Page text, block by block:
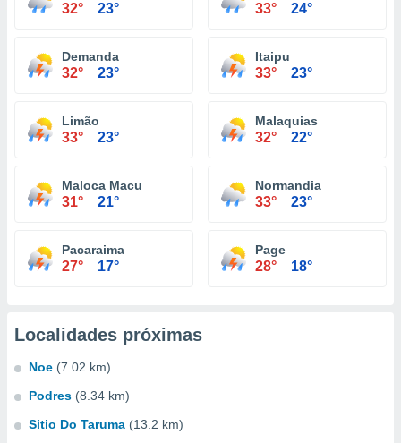
32° 23° 33° 24°
Demanda
32° 23°
Itaipu
33° 23°
Limão
33° 23°
Malaquias
32° 22°
Maloca Macu
31° 21°
Normandia
33° 23°
Pacaraima
27° 17°
Page
28° 18°
Localidades próximas
Noe (7.02 km)
Podres (8.34 km)
Sitio Do Taruma (13.2 km)